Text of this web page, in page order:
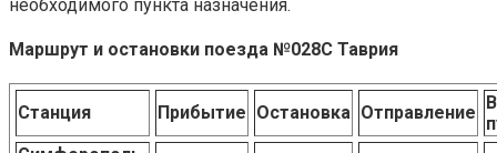
необходимого пункта назначения.
Маршрут и остановки поезда №028С Таврия
Станция Прибытие Остановка Отправление
В